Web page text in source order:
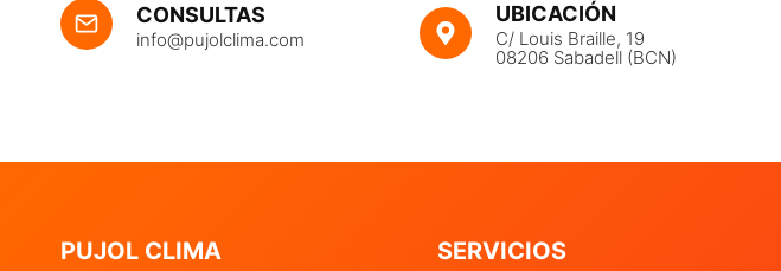
CONSULTAS
info@pujolclima.com
UBICACIÓN
C/ Louis Braille, 19
08206 Sabadell (BCN)
PUJOL CLIMA SERVICIOS